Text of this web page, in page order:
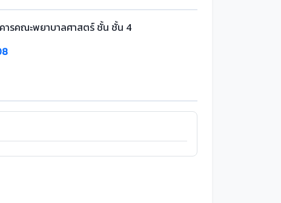
ารคณะพยาบาลศาสตร์ ชั้น ชั้น 4